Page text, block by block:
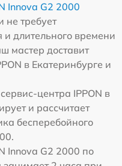
Innova G2 2000
не требует
длительного времени
мастер доставит
в Екатеринбурге и
центра IPPON в
и рассчитает
бесперебойного
Innova G2 2000 по